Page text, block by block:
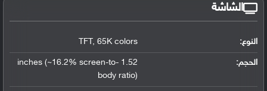
الشاشة
النوع: TFT, 65K colors
الحجم:
1.52 inches (~16.2% screen-to-
body ratio)